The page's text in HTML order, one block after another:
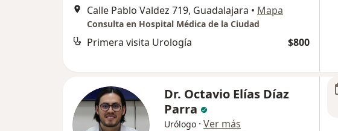
Calle Pablo Valdez 719, Guadalajara • Mapa
Consulta en Hospital Médica de la Ciudad
Primera visita Urología $800
Dr. Octavio Elías Díaz
Parra
Urólogo · Ver más